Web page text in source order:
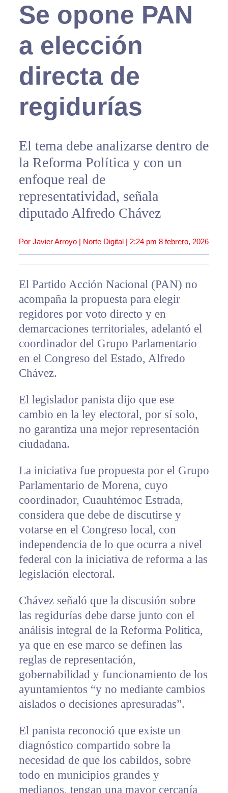
Se opone PAN
a elección
directa de
regidurías
El tema debe analizarse dentro de
la Reforma Política y con un
enfoque real de
representatividad, señala
diputado Alfredo Chávez
Por Javier Arroyo | Norte Digital | 2:24 pm 8 febrero, 2026
El Partido Acción Nacional (PAN) no
acompaña la propuesta para elegir
regidores por voto directo y en
demarcaciones territoriales, adelantó el
coordinador del Grupo Parlamentario
en el Congreso del Estado, Alfredo
Chávez.
El legislador panista dijo que ese
cambio en la ley electoral, por sí solo,
no garantiza una mejor representación
ciudadana.
La iniciativa fue propuesta por el Grupo
Parlamentario de Morena, cuyo
coordinador, Cuauhtémoc Estrada,
considera que debe de discutirse y
votarse en el Congreso local, con
independencia de lo que ocurra a nivel
federal con la iniciativa de reforma a las
legislación electoral.
Chávez señaló que la discusión sobre
las regidurías debe darse junto con el
análisis integral de la Reforma Política,
ya que en ese marco se definen las
reglas de representación,
gobernabilidad y funcionamiento de los
ayuntamientos “y no mediante cambios
aislados o decisiones apresuradas”.
El panista reconoció que existe un
diagnóstico compartido sobre la
necesidad de que los cabildos, sobre
todo en municipios grandes y
medianos, tengan una mayor cercanía